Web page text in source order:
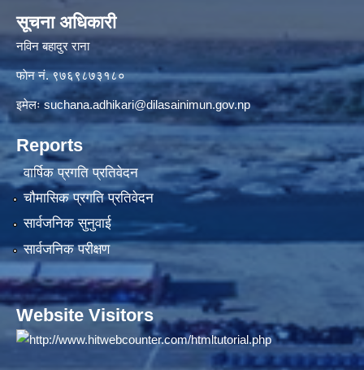
सूचना अधिकारी
नविन बहादुर राना
फाेन नं. ९७६९८७३१८०
इमेलःsuchana.adhikari@dilasainimun.gov.np
Reports
वार्षिक प्रगति प्रतिवेदन
चौमासिक प्रगति प्रतिवेदन
सार्वजनिक सुनुवाई
सार्वजनिक परीक्षण
Website Visitors